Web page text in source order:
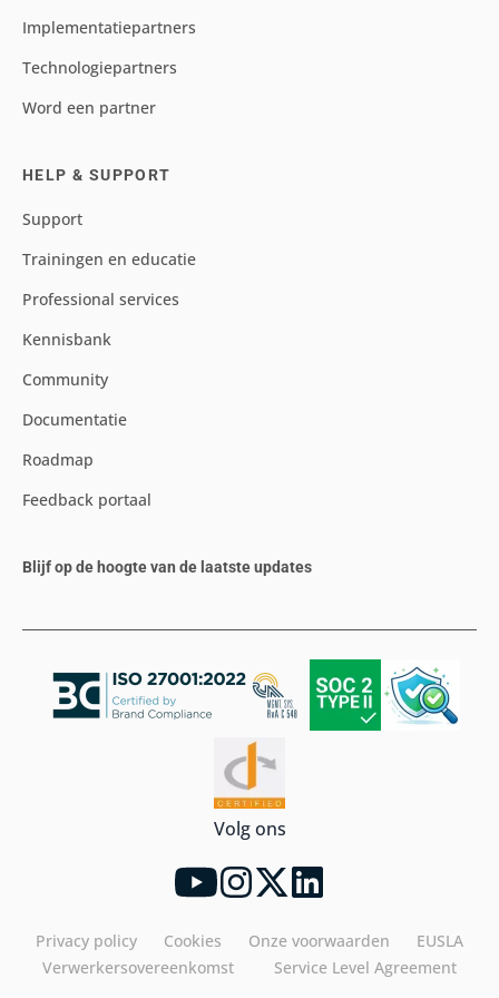
Implementatiepartners
Technologiepartners
Word een partner
HELP & SUPPORT
Support
Trainingen en educatie
Professional services
Kennisbank
Community
Documentatie
Roadmap
Feedback portaal
Blijf op de hoogte van de laatste updates
Volg ons
Privacy policy Cookies Onze voorwaarden
EUSLA
Verwerkersovereenkomst
Service Level Agreement